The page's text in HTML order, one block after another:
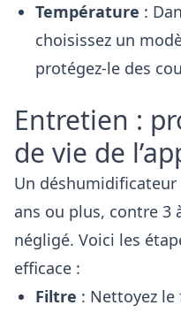
Température :
choisissez un
protégez-le des
Entretien :
de vie de
Un
ans ou plus, contre 3
négligé. Voici les
efficace :
Filtre : Nettoyez